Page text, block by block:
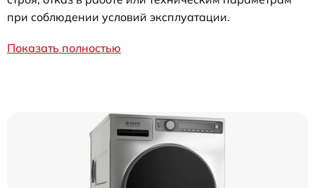
при соблюдении условий эксплуатации.
Показать полностью